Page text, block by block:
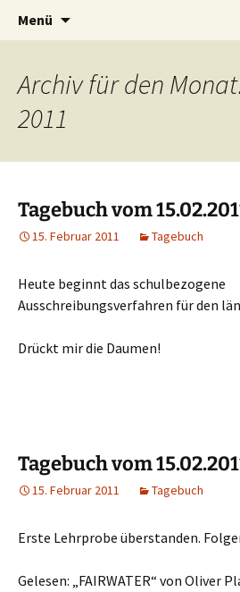
Timo Bader
Willkommen im Reich der
Menü
Archiv für den
2011
Tagebuch vom
15. Februar 2011 Tagebuch
Heute beginnt das schulbezogene
Ausschreibungsverfahren für den
Drückt mir die Daumen!
Tagebuch vom
15. Februar 2011 Tagebuch
Erste Lehrprobe überstanden.
Gelesen: „FAIRWATER“ von Oliver